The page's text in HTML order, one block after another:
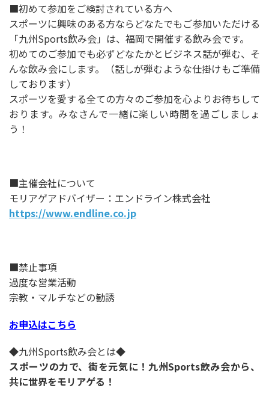
■初めて参加をご検討されている方へ
スポーツに興味のある方ならどなたでもご参加いただける
「九州Sports飲み会」は、福岡で開催する飲み会です。
初めてのご参加でも必ずどなたかとビジネス話が弾む、そ
んな飲み会にします。（話しが弾むような仕掛けもご準備
しております）
スポーツを愛する全ての方々のご参加を心よりお待ちして
おります。みなさんで一緒に楽しい時間を過ごしましょ
う！
■主催会社について
モリアゲアドバイザー：エンドライン株式会社
https://www.endline.co.jp
■禁止事項
過度な営業活動
宗教・マルチなどの勧誘
お申込はこちら
◆九州Sports飲み会とは◆
スポーツの力で、街を元気に！九州Sports飲み会から、
共に世界をモリアゲる！